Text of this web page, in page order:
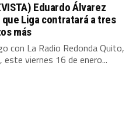
Eduardo Álvarez
Liga contratará a tres
más
con La Radio Redonda Quito,
este viernes 16 de enero...